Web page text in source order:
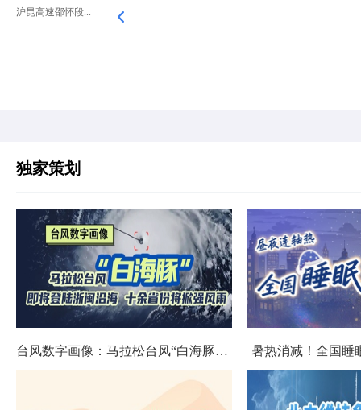
沪昆高速邵怀段...
独家策划
台风数字画像：马拉松台风“白海豚”将影响十余省份 暑热消减！全国睡